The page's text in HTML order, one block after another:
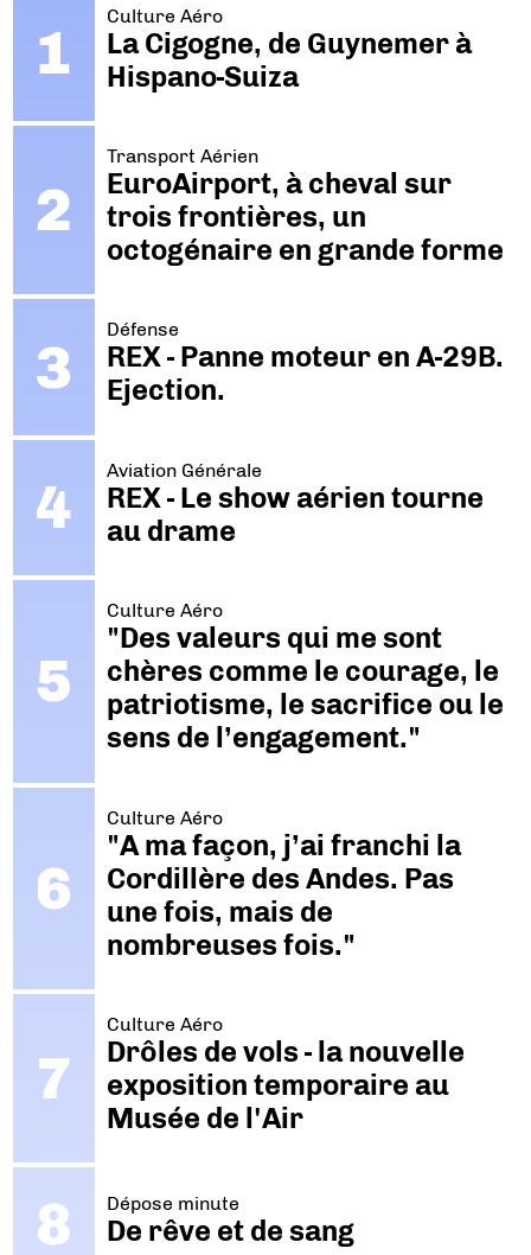
Culture Aéro
La Cigogne, de Guynemer à
Hispano-Suiza
Transport Aérien
EuroAirport, à cheval sur
trois frontières, un
octogénaire en grande forme
Défense
REX - Panne moteur en A-29B.
Ejection.
Aviation Générale
REX - Le show aérien tourne
au drame
Culture Aéro
"Des valeurs qui me sont
chères comme le courage, le
patriotisme, le sacrifice ou le
sens de l’engagement."
Culture Aéro
"A ma façon, j’ai franchi la
Cordillère des Andes. Pas
une fois, mais de
nombreuses fois."
Culture Aéro
Drôles de vols - la nouvelle
exposition temporaire au
Musée de l'Air
Dépose minute
De rêve et de sang